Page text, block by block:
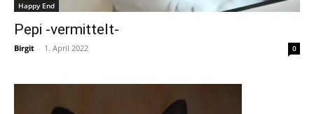
Happy End
Pepi -vermittelt-
Birgit - 1. April 2022 0